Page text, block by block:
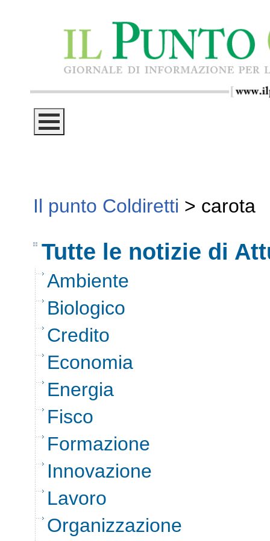
Il punto Coldiretti > carota
Tutte le notizie di
Ambiente
Biologico
Credito
Economia
Energia
Fisco
Formazione
Innovazione
Lavoro
Organizzazione